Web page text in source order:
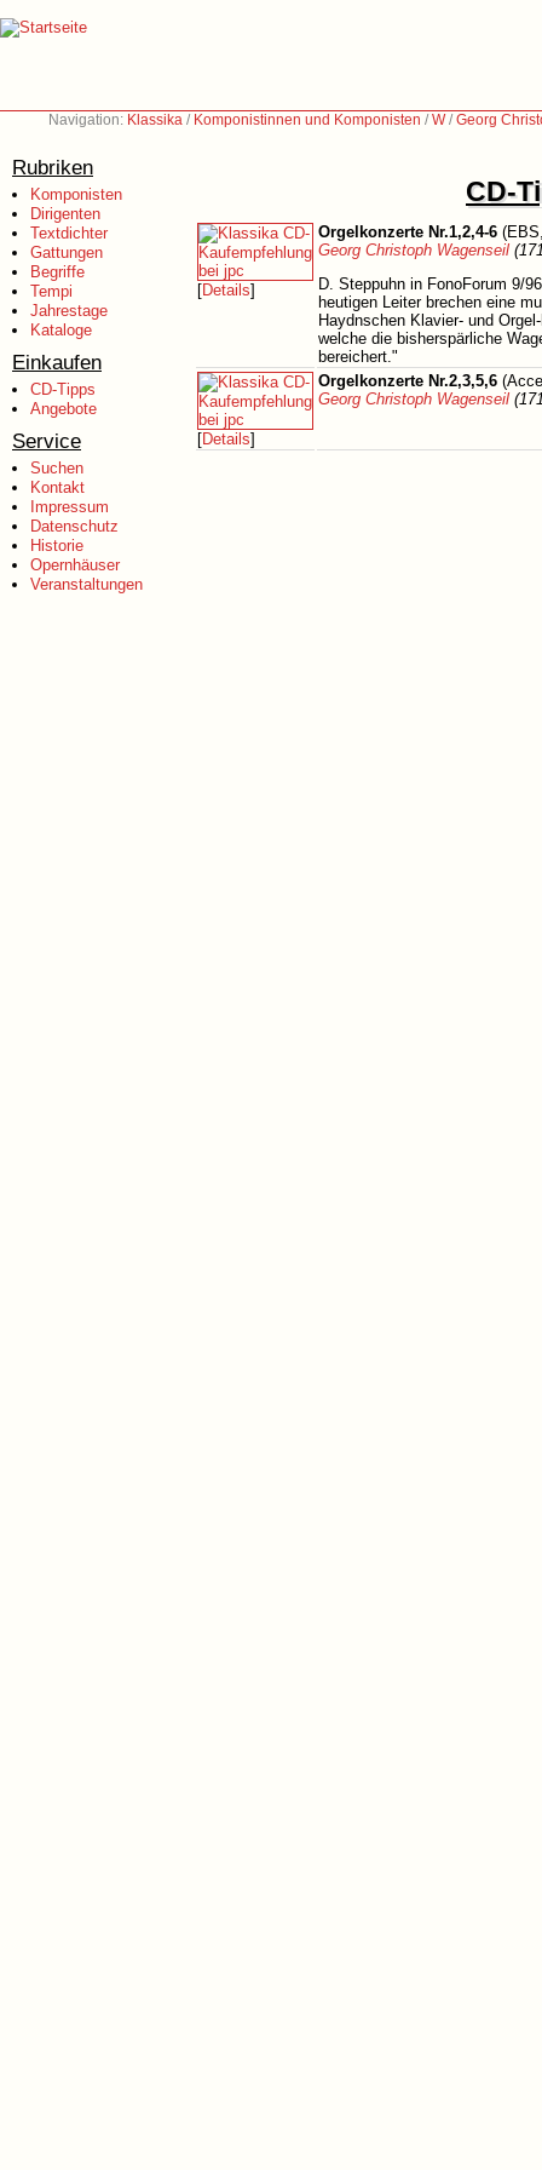
Navigation: Klassika / Komponistinnen und Komponisten /W/Georg
Rubriken
Komponisten
Dirigenten
Textdichter
Gattungen
Begriffe
Tempi
Jahrestage
Kataloge
Einkaufen
CD-Tipps
Angebote
Service
Suchen
Kontakt
Impressum
Datenschutz
Historie
Opernhäuser
Veranstaltungen
CD-
[Details]
Orgelkonzerte Nr.1,2,4-6
Georg Christoph Wagenseil
D. Steppuhn in FonoForum 9/
heutigen Leiter brechen eine
Haydnschen Klavier- und
welche die bisherspärliche
bereichert."
[Details]
Orgelkonzerte Nr.2,3,5,6
Georg Christoph Wagenseil